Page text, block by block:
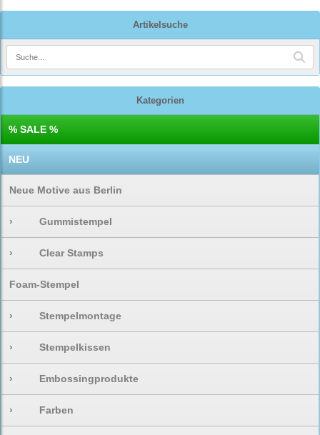
Artikelsuche
Kategorien
% SALE %
NEU
Neue Motive aus Berlin
› Gummistempel
› Clear Stamps
Foam-Stempel
› Stempelmontage
› Stempelkissen
› Embossingprodukte
› Farben